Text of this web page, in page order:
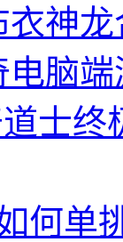
神
脑
道士
何单